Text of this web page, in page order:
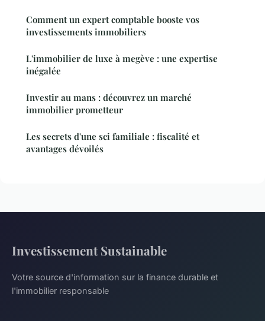
Comment un expert comptable booste vos
investissements immobiliers
L'immobilier de luxe à megève : une expertise
inégalée
Investir au mans : découvrez un marché
immobilier prometteur
Les secrets d'une sci familiale : fiscalité et
avantages dévoilés
Investissement Sustainable
Votre source d'information sur la finance durable et
l'immobilier responsable